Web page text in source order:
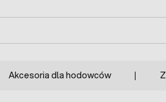
Akcesoria dla hodowców